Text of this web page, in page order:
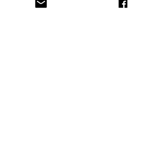
A-4101 Feldkirchen/ Donau